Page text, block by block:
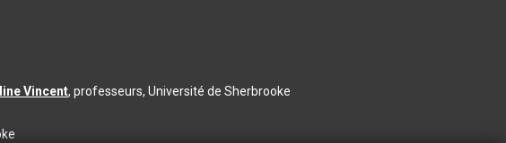
Vincent, professeurs, Université de Sherbrooke